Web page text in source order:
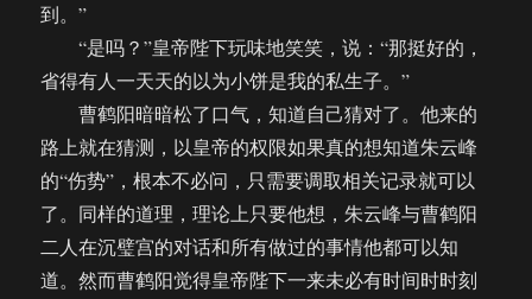
到。”
“是吗？”皇帝陛下玩味地笑笑，说：“那挺好的，
省得有人一天天的以为小饼是我的私生子。”
曹鹤阳暗暗松了口气，知道自己猜对了。他来的
路上就在猜测，以皇帝的权限如果真的想知道朱云峰
的“伤势”，根本不必问，只需要调取相关记录就可以
了。同样的道理，理论上只要他想，朱云峰与曹鹤阳
二人在沉璧宫的对话和所有做过的事情他都可以知
道。然而曹鹤阳觉得皇帝陛下一来未必有时间时时刻